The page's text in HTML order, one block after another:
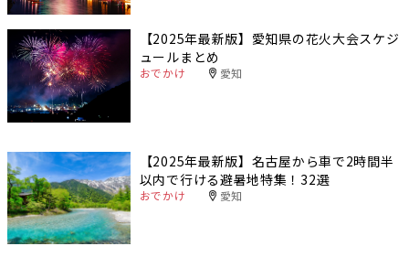
【2025年最新版】愛知県の花火大会スケジ
ュールまとめ
おでかけ 愛知
【2025年最新版】名古屋から車で2時間半
以内で行ける避暑地特集！32選
おでかけ 愛知